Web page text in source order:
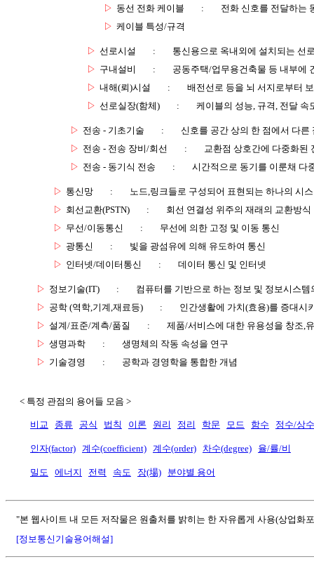
▷ 동선 전화 케이블 :
전화 신호를 전달하는
▷ 케이블 특성/규격
▷ 선로시설 :
통신용으로 옥내외에 설치되는 선
▷ 구내설비 :
공동주택/업무용건축물 등 내부에
▷ 내해(뢰)시설 :
배전선로 등을 뇌 서지로부터
▷ 선로실장(함체) : 케이블의 성능, 규격, 전달 속
▷ 전송 - 기초기술 :
신호를 공간 상의 한 점에서 다른
▷ 전송 - 전송 장비/회선 :
교환점 상호간에 다중화된
▷ 전송 - 동기식 전송 : 시간적으로 동기를 이룬채 다
▷ 통신망 :
노드,링크들로 구성되어 표현되는 하나의 시
▷ 회선교환(PSTN) :
회선 연결성 위주의 재래의 교환방식
▷ 무선/이동통신 :
무선에 의한 고정 및 이동 통신
▷ 광통신 :
빛을 광섬유에 의해 유도하여 통신
▷ 인터넷/데이터통신 : 데이터 통신 및 인터넷
▷ 정보기술(IT) :
컴퓨터를 기반으로 하는 정보 및 정보시스템
▷ 공학 (역학,기계,재료등) :
인간생활에 가치(효용)를 증대시
▷ 설계/표준/계측/품질 :
제품/서비스에 대한 유용성을 창조,
▷ 생명과학 :
생명체의 작동 속성을 연구
▷ 기술경영 : 공학과 경영학을 통합한 개념
< 특정 관점의 용어들 모음 >
비교 종류 공식 법칙 이론 원리 정리 학문 모드 함수 정수/상수
인자(factor) 계수(coefficient) 계수(order) 차수(degree) 율/률/비
밀도 에너지 전력 속도 장(場) 분야별 용어
"본 웹사이트 내 모든 저작물은 원출처를 밝히는 한 자유롭게 사용(상업화
[정보통신기술용어해설]